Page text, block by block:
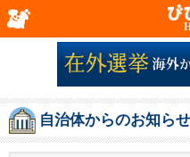
自治体からのお知らせ